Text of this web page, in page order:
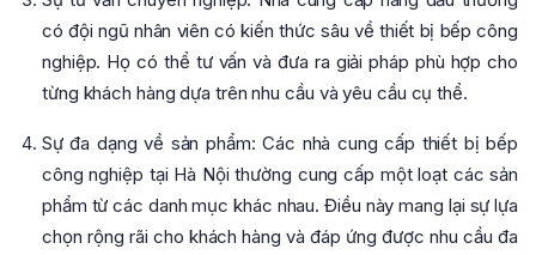
có đội ngũ nhân viên có kiến thức sâu về thiết bị bếp công
nghiệp. Họ có thể tư vấn và đưa ra giải pháp phù hợp cho
từng khách hàng dựa trên nhu cầu và yêu cầu cụ thể.
Sự đa dạng về sản phẩm: Các nhà cung cấp thiết bị bếp
công nghiệp tại Hà Nội thường cung cấp một loạt các sản
phẩm từ các danh mục khác nhau. Điều này mang lại sự lựa
chọn rộng rãi cho khách hàng và đáp ứng được nhu cầu đa